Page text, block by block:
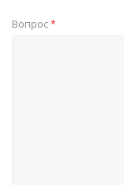
Вопрос*